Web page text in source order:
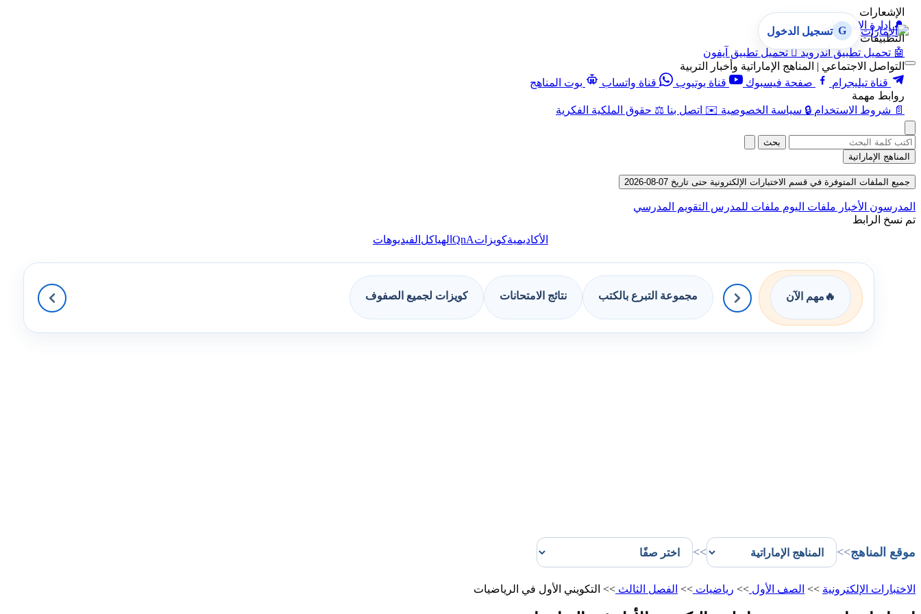
الإشعارات
🔔 إدارة الإشعارات
التطبيقات
🤖 تحميل تطبيق أندرويد  تحميل تطبيق آيفون
التواصل الاجتماعي | المناهج الإماراتية وأخبار التربية
قناة تيليجرام
صفحة فيسبوك قناة يوتيوب قناة واتساب
بوت المناهج
روابط مهمة
📄 شروط الاستخدام 🔒 سياسة الخصوصية ✉️ اتصل بنا ⚖️ حقوق الملكية الفكرية
G تسجيل الدخول
بحث
المناهج الإماراتية
جميع الملفات المتوفرة في قسم الاختبارات الإلكترونية حتى تاريخ 07-08-2026
المدرسون الأخبار ملفات اليوم ملفات للمدرس التقويم المدرسي
تم نسخ الرابط
الأكاديميةكويزاتQnA الهياكل الفيديوهات
🔥 مهم الآن مجموعة التبرع بالكتب نتائج الامتحانات كويزات لجميع الصفوف
موقع المناهج>>
>>
الاختبارات الإلكترونية >> الصف الأول >> رياضيات >> الفصل الثالث >> التكويني الأول في الرياضيات